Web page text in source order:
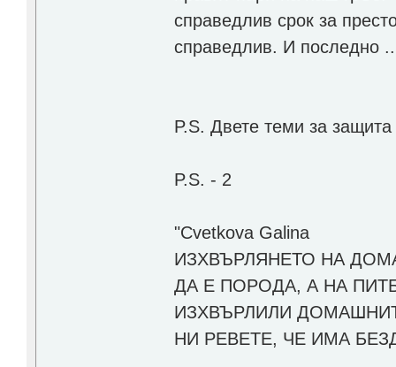
справедлив срок за
справедлив. И последно
P.S. Двете теми за
P.S. - 2
"Cvetkova Galina
ИЗХВЪРЛЯНЕТО НА
ДА Е ПОРОДА, А НА
ИЗХВЪРЛИЛИ
НИ РЕВЕТЕ, ЧЕ ИМА